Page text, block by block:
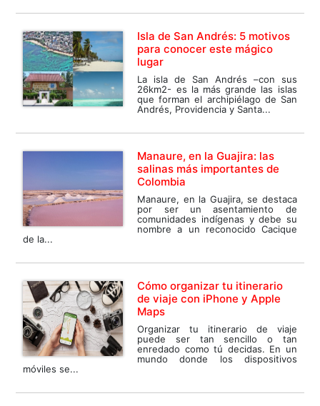
Isla de San Andrés: 5 motivos
para conocer este mágico
lugar
La isla de San Andrés –con sus
26km2- es la más grande las islas
que forman el archipiélago de San
Andrés, Providencia y Santa...
Manaure, en la Guajira: las
salinas más importantes de
Colombia
Manaure, en la Guajira, se destaca
por ser un asentamiento de
comunidades indígenas y debe su
nombre a un reconocido Cacique
de la...
Cómo organizar tu itinerario
de viaje con iPhone y Apple
Maps
Organizar tu itinerario de viaje
puede ser tan sencillo o tan
enredado como tú decidas. En un
mundo donde los dispositivos
móviles se...